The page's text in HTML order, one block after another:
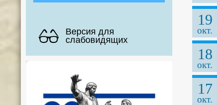
Версия для
слабовидящих
19
окт.
18
окт.
17
окт.